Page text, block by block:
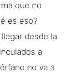
que no
es eso?
desde la
a
no va a